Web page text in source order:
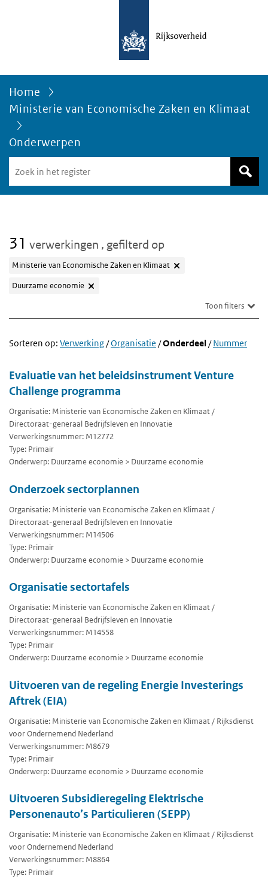
Home
Ministerie van Economische Zaken en Klimaat
Onderwerpen
in
het
31 verwerkingen , gefilterd op
Ministerie van Economische Zaken en Klimaat
Duurzame economie
Toon filters
Sorteren op: Verwerking/Organisatie /Onderdeel /Nummer
Evaluatie van het beleidsinstrument Venture
Challenge programma
Organisatie: Ministerie van Economische Zaken en Klimaat /
Directoraat-generaal Bedrijfsleven en Innovatie
Verwerkingsnummer: M12772
Type: Primair
Onderwerp: Duurzame economie > Duurzame economie
Onderzoek sectorplannen
Organisatie: Ministerie van Economische Zaken en Klimaat /
Directoraat-generaal Bedrijfsleven en Innovatie
Verwerkingsnummer: M14506
Type: Primair
Onderwerp: Duurzame economie > Duurzame economie
Organisatie sectortafels
Organisatie: Ministerie van Economische Zaken en Klimaat /
Directoraat-generaal Bedrijfsleven en Innovatie
Verwerkingsnummer: M14558
Type: Primair
Onderwerp: Duurzame economie > Duurzame economie
Uitvoeren van de regeling Energie Investerings
Aftrek (EIA)
Organisatie: Ministerie van Economische Zaken en Klimaat / Rijksdienst
voor Ondernemend Nederland
Verwerkingsnummer: M8679
Type: Primair
Onderwerp: Duurzame economie > Duurzame economie
Uitvoeren Subsidieregeling Elektrische
Personenauto’s Particulieren (SEPP)
Organisatie: Ministerie van Economische Zaken en Klimaat / Rijksdienst
voor Ondernemend Nederland
Verwerkingsnummer: M8864
Type: Primair